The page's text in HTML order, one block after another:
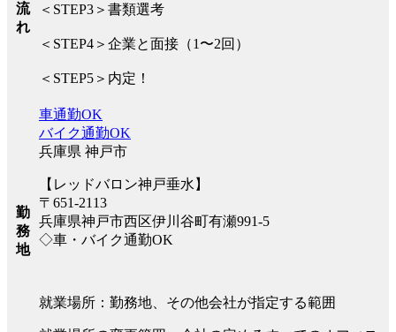
流
れ
＜STEP3＞書類選考
＜STEP4＞企業と面接（1〜2回）
＜STEP5＞内定！
勤
務
地
車通勤OK
バイク通勤OK
兵庫県 神戸市
【レッドバロン神戸垂水】
〒651-2113
兵庫県神戸市西区伊川谷町有瀬991-5
◇車・バイク通勤OK
就業場所：勤務地、その他会社が指定する範囲